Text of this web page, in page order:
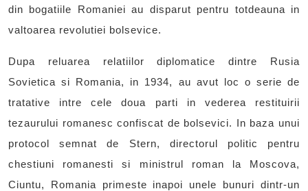
din bogatiile Romaniei au disparut pentru totdeauna in
valtoarea revolutiei bolsevice.
Dupa reluarea relatiilor diplomatice dintre Rusia
Sovietica si Romania, in 1934, au avut loc o serie de
tratative intre cele doua parti in vederea restituirii
tezaurului romanesc confiscat de bolsevici. In baza unui
protocol semnat de Stern, directorul politic pentru
chestiuni romanesti si ministrul roman la Moscova,
Ciuntu, Romania primeste inapoi unele bunuri dintr-un